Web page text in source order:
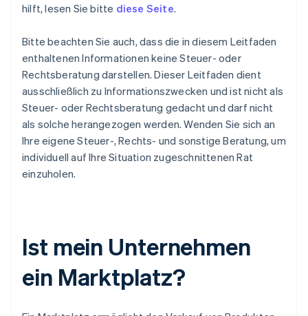
hilft, lesen Sie bitte diese Seite.
Bitte beachten Sie auch, dass die in diesem Leitfaden
enthaltenen Informationen keine Steuer- oder
Rechtsberatung darstellen. Dieser Leitfaden dient
ausschließlich zu Informationszwecken und ist nicht als
Steuer- oder Rechtsberatung gedacht und darf nicht
als solche herangezogen werden. Wenden Sie sich an
Ihre eigene Steuer-, Rechts- und sonstige Beratung, um
individuell auf Ihre Situation zugeschnittenen Rat
einzuholen.
Ist mein Unternehmen
ein Marktplatz?